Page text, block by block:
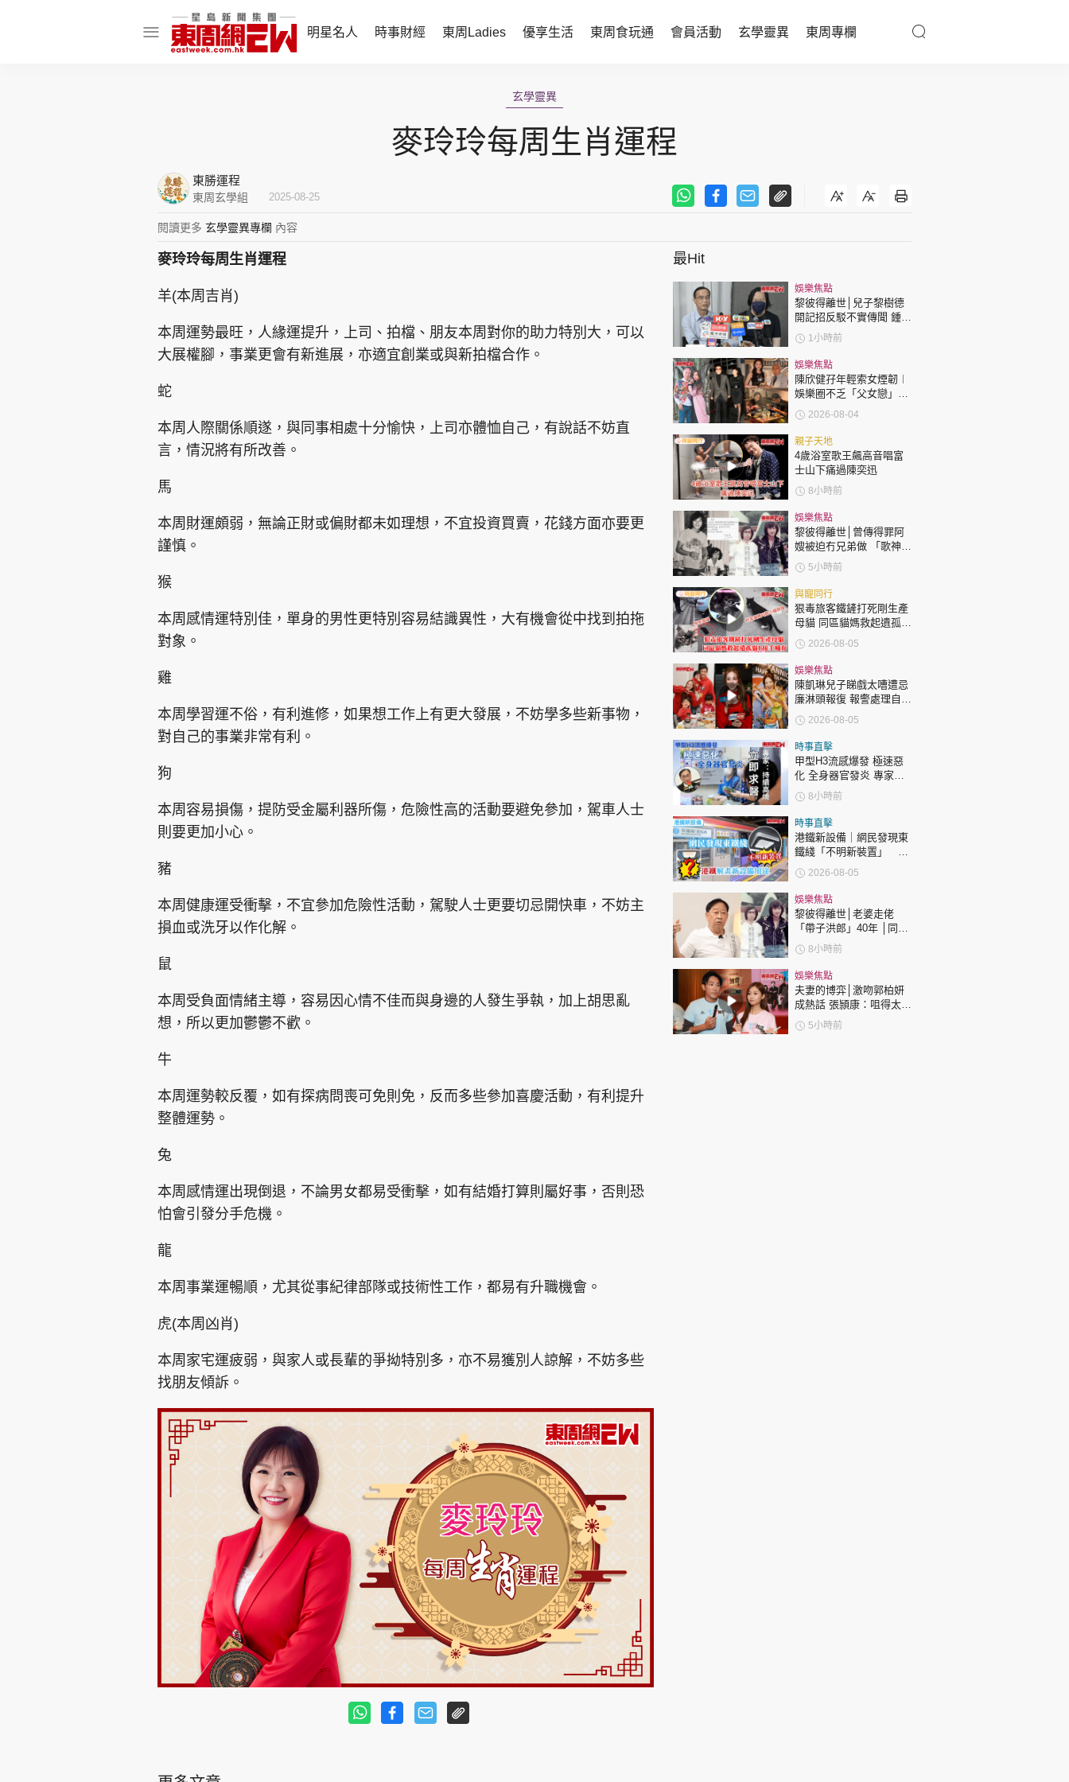
明星名人 時事財經 東周Ladies 優享生活 東周食玩通 會員活動 玄學靈異 東周專欄
東姑熱話
財經智庫
東周Ladies
談情說性
時尚生活
與寵同行
東周食玩通
樂在灣區
飲食玩樂 智富天下 李居明
神機妙算 李丞責
娛樂名人
文化藝術
時政財經
健康生活
飲食旅遊
集團旗下品牌
東周刊 星島環球 The Standard 親子王
Oh!爸媽 JobMarket 頭條搵工 EDUPLUS
Copyright © 東周網 版權所有 . 不得轉載 ©Eastweek.com.hk. All rights reserved.
玄學靈異
麥玲玲每周生肖運程
東勝運程
東周玄學組 2025-08-25
閱讀更多 玄學靈異專欄 內容
麥玲玲每周生肖運程
羊(本周吉肖)
本周運勢最旺，人緣運提升，上司、拍檔、朋友本周對你的助力特別大，可以
大展權腳，事業更會有新進展，亦適宜創業或與新拍檔合作。
蛇
本周人際關係順遂，與同事相處十分愉快，上司亦體恤自己，有說話不妨直
言，情況將有所改善。
馬
本周財運頗弱，無論正財或偏財都未如理想，不宜投資買賣，花錢方面亦要更
謹慎。
猴
本周感情運特別佳，單身的男性更特別容易結識異性，大有機會從中找到拍拖
對象。
雞
本周學習運不俗，有利進修，如果想工作上有更大發展，不妨學多些新事物，
對自己的事業非常有利。
狗
本周容易損傷，提防受金屬利器所傷，危險性高的活動要避免參加，駕車人士
則要更加小心。
豬
本周健康運受衝擊，不宜參加危險性活動，駕駛人士更要切忌開快車，不妨主
損血或洗牙以作化解。
鼠
本周受負面情緒主導，容易因心情不佳而與身邊的人發生爭執，加上胡思亂
想，所以更加鬱鬱不歡。
牛
本周運勢較反覆，如有探病問喪可免則免，反而多些參加喜慶活動，有利提升
整體運勢。
兔
本周感情運出現倒退，不論男女都易受衝擊，如有結婚打算則屬好事，否則恐
怕會引發分手危機。
龍
本周事業運暢順，尤其從事紀律部隊或技術性工作，都易有升職機會。
虎(本周凶肖)
本周家宅運疲弱，與家人或長輩的爭拗特別多，亦不易獲別人諒解，不妨多些
找朋友傾訴。
最Hit
娛樂焦點
黎彼得離世│兒子黎樹德
開記招反駁不實傳聞 鍾志
光代好友澄清：冇經濟問
題
1小時前
娛樂焦點
陳欣健孖年輕索女煙韌︱
娛樂圈不乏「父女戀」
「爺孫戀」 年齡差距最大
達51歲 最受矚目有李龍
基謝賢
2026-08-04
親子天地
4歲浴室歌王飆高音唱富
士山下痛過陳奕迅
8小時前
娛樂焦點
黎彼得離世│曾傳得罪阿
嫂被迫冇兄弟做 「歌神」
許冠傑親筆撰寫悼念忘友
5小時前
與寵同行
狠毒旅客鐵鏟打死剛生產
母貓 同區貓媽救起遺孤貓
B接手哺育
2026-08-05
娛樂焦點
陳凱琳兒子睇戲太嘈遭忌
廉淋頭報復 報警處理自責
護子不力 歐錦棠陳倩揚齊
表態「媽媽有責任」
2026-08-05
時事直擊
甲型H3流感爆發 極速惡
化 全身器官發炎 專家：
持續高燒要立即求醫
8小時前
時事直擊
港鐵新設備｜網民發現東
鐵綫「不明新裝置」 港
鐵解畫新設備用途
2026-08-05
娛樂焦點
黎彼得離世│老婆走佬
「帶子洪郎」40年 │同許
冠傑聯手合作《浪子心
聲》成經典 合作7年拆夥
8小時前
娛樂焦點
夫妻的博弈│激吻郭柏妍
成熱話 張頴康：咀得太
多，一啲都唔享受！
5小時前